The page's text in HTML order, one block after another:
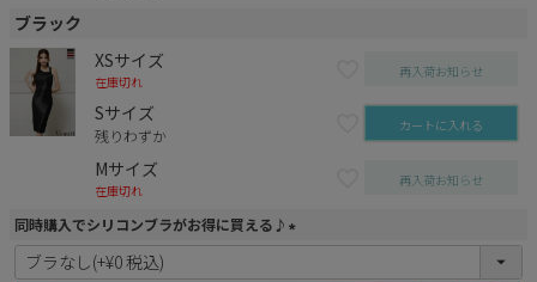
ブラック
XSサイズ
在庫切れ
再入荷お知らせ
Sサイズ
残りわずか カートに入れる
Mサイズ
在庫切れ
再入荷お知らせ
同時購入でシリコンブラがお得に買える♪
(